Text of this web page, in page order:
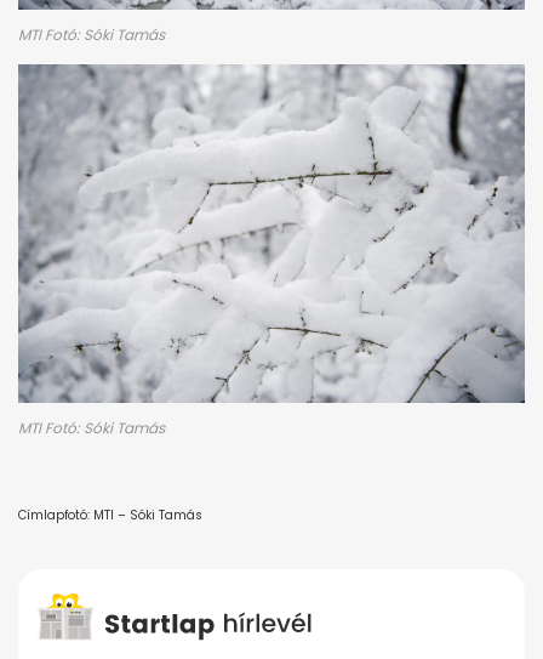
MTI Fotó: Sóki Tamás
MTI Fotó: Sóki Tamás
Címlapfotó: MTI – Sóki Tamás